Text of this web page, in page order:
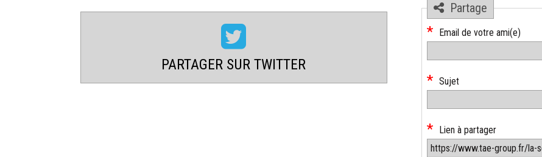
PARTAGER SUR TWITTER
Partage
Champ
obligatoire
Email de votre ami(e)
*
Champ
obligatoire
Sujet
*
Champ
obligatoire
Lien à partager
*